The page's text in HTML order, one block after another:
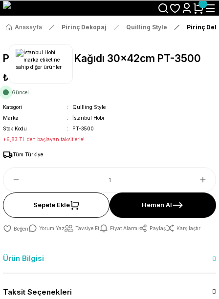
Size Özel "HG10" Koduyla Sepette Hemen %10 İndirimi Kaçırma
Anasayfa Pirinç Dekopaj Quilling Style Pirinç
Pirinç Dekopaj Kağıdı 30x42cm PT-3500
₺36
Güncel
Kategori
Quilling Style
Marka
İstanbul Hobi
Stok Kodu
PT-3500
*6,83 TL den başlayan taksitlerle!
Tüm Türkiye
Sepete Ekle Hemen Al
Yorum Yaz Tavsiye Et Fiyat Alarmı Paylaş Karşılaştır
Ürün Bilgisi
Taksit Seçenekleri